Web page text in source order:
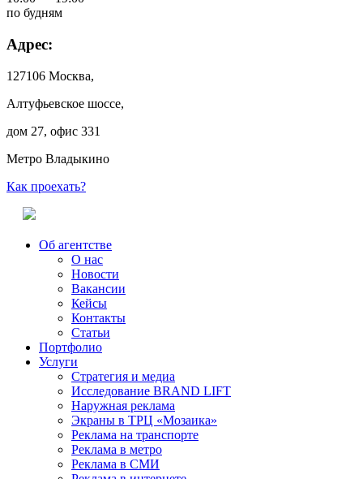
по будням
Адрес:
127106 Москва,
Алтуфьевское шоссе,
дом 27, офис 331
Метро Владыкино
Как проехать?
Об агентстве
О нас
Новости
Вакансии
Кейсы
Контакты
Статьи
Портфолио
Услуги
Стратегия и медиа
Исследование BRAND LIFT
Наружная реклама
Экраны в ТРЦ «Мозаика»
Реклама на транспорте
Реклама в метро
Реклама в СМИ